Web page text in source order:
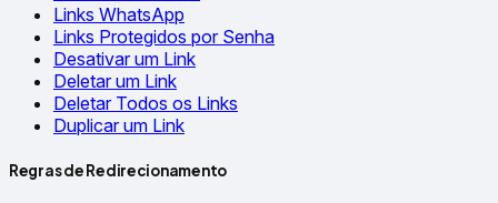
Links WhatsApp
Links Protegidos por Senha
Desativar um Link
Deletar um Link
Deletar Todos os Links
Duplicar um Link
Regras de Redirecionamento